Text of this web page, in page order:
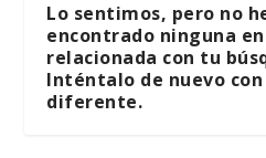
Lo sentimos, pero no
encontrado ninguna
relacionada con tu
Inténtalo de nuevo con
diferente.